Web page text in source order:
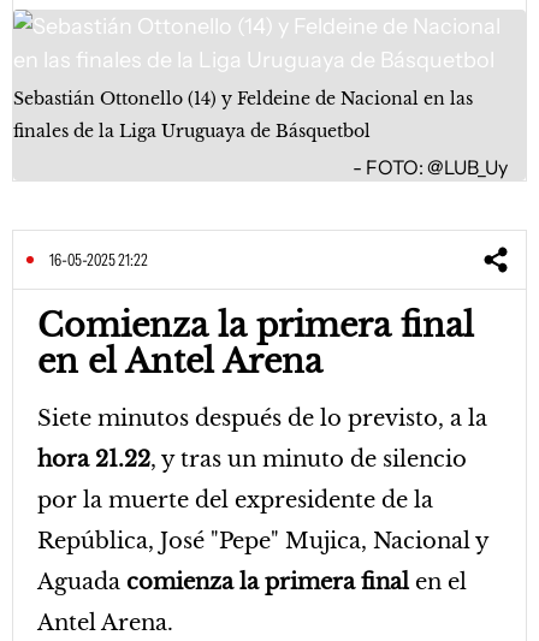
Sebastián Ottonello (14) y Feldeine de Nacional en las
finales de la Liga Uruguaya de Básquetbol
FOTO: @LUB_Uy
16-05-2025 21:22
Comienza la primera final
en el Antel Arena
Siete minutos después de lo previsto, a la
hora 21.22, y tras un minuto de silencio
por la muerte del expresidente de la
República, José "Pepe" Mujica, Nacional y
Aguada comienza la primera final en el
Antel Arena.